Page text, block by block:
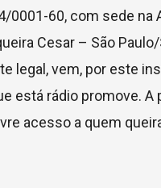
0001-60, com sede na
Cesar – São
legal, vem, por este
está rádio promove.
acesso a quem